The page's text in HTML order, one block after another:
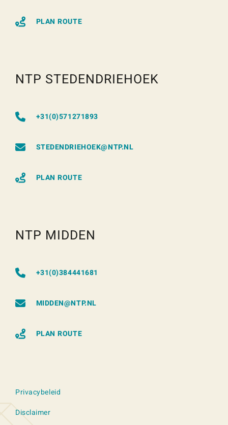
PLAN ROUTE
NTP STEDENDRIEHOEK
+31(0)571271893
STEDENDRIEHOEK@NTP.NL
PLAN ROUTE
NTP MIDDEN
+31(0)384441681
MIDDEN@NTP.NL
PLAN ROUTE
Privacybeleid
Disclaimer